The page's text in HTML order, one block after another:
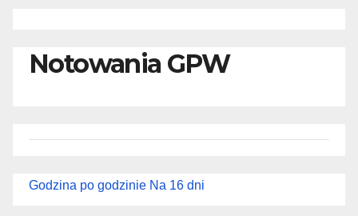
Notowania GPW
Godzina po godzinie Na 16 dni